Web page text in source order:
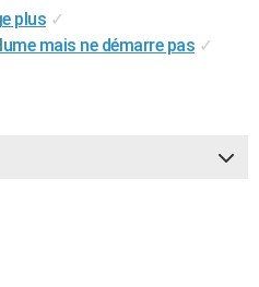
plus ✓
mais ne démarre pas ✓